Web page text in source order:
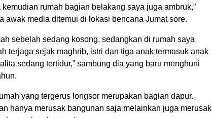
rumah bagian belakang saya juga ambruk,”
awak media ditemui di lokasi bencana Jumat sore.
sebelah sedang kosong, sedangkan di rumah saya
terjaga sejak maghrib, istri dan tiga anak termasuk anak
sedang tertidur,” sambung dia yang baru menghuni
yang tergerus longsor merupakan bagian dapur.
hanya merusak bangunan saja melainkan juga merusak